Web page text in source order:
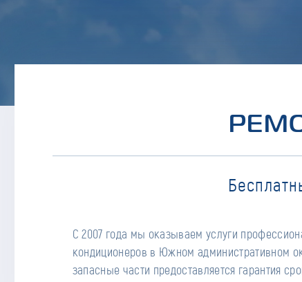
С 2007 года мы оказываем услуги
кондиционеров в Южном административном
запасные части предоставляется гарантия